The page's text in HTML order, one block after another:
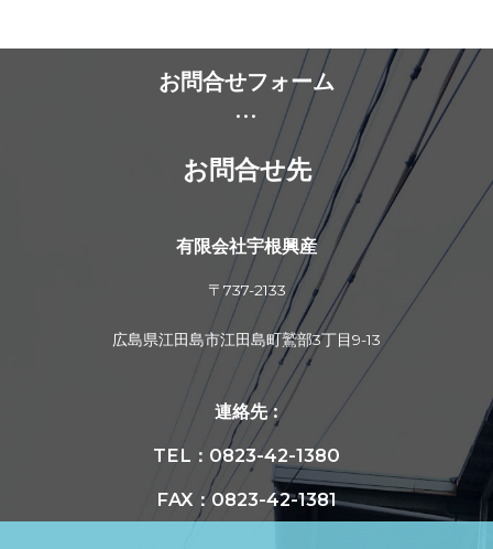
お問合せフォーム
...
お問合せ先
有限会社宇根興産
〒737-2133
広島県江田島市江田島町鷲部3丁目9-13
連絡先 :
TEL：0823-42-1380
FAX：0823-42-1381